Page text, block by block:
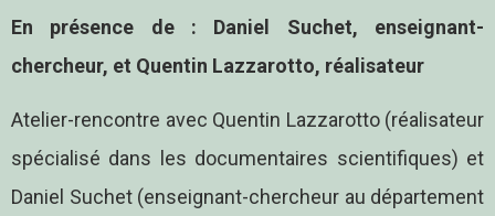
En présence de : Daniel Suchet, enseignant-
chercheur, et Quentin Lazzarotto, réalisateur
Atelier-rencontre avec Quentin Lazzarotto (réalisateur
spécialisé dans les documentaires scientifiques) et
Daniel Suchet (enseignant-chercheur au département